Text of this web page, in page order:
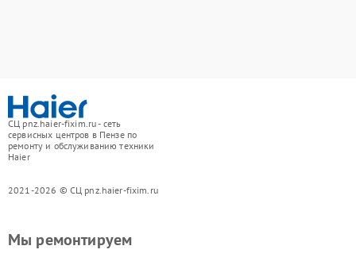
СЦ pnz.haier-fixim.ru - сеть
сервисных центров в Пензе по
ремонту и обслуживанию техники
Haier
2021-2026 © СЦ pnz.haier-fixim.ru
Мы ремонтируем